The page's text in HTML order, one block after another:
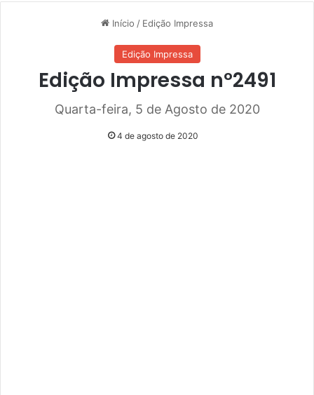
Início / Edição Impressa
Edição Impressa
Edição Impressa nº2491
Quarta-feira, 5 de Agosto de 2020
4 de agosto de 2020